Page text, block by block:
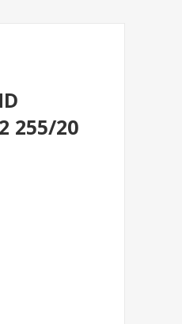
255/20